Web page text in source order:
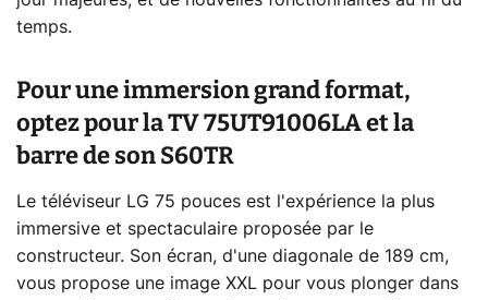
temps.
Pour une immersion grand format,
optez pour la TV 75UT91006LA et la
barre de son S60TR
Le téléviseur LG 75 pouces est l'expérience la plus
immersive et spectaculaire proposée par le
constructeur. Son écran, d'une diagonale de 189 cm,
vous propose une image XXL pour vous plonger dans